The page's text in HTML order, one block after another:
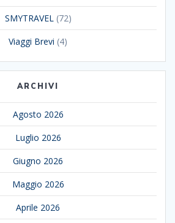
SMYTRAVEL (72)
Viaggi Brevi (4)
ARCHIVI
Agosto 2026
Luglio 2026
Giugno 2026
Maggio 2026
Aprile 2026